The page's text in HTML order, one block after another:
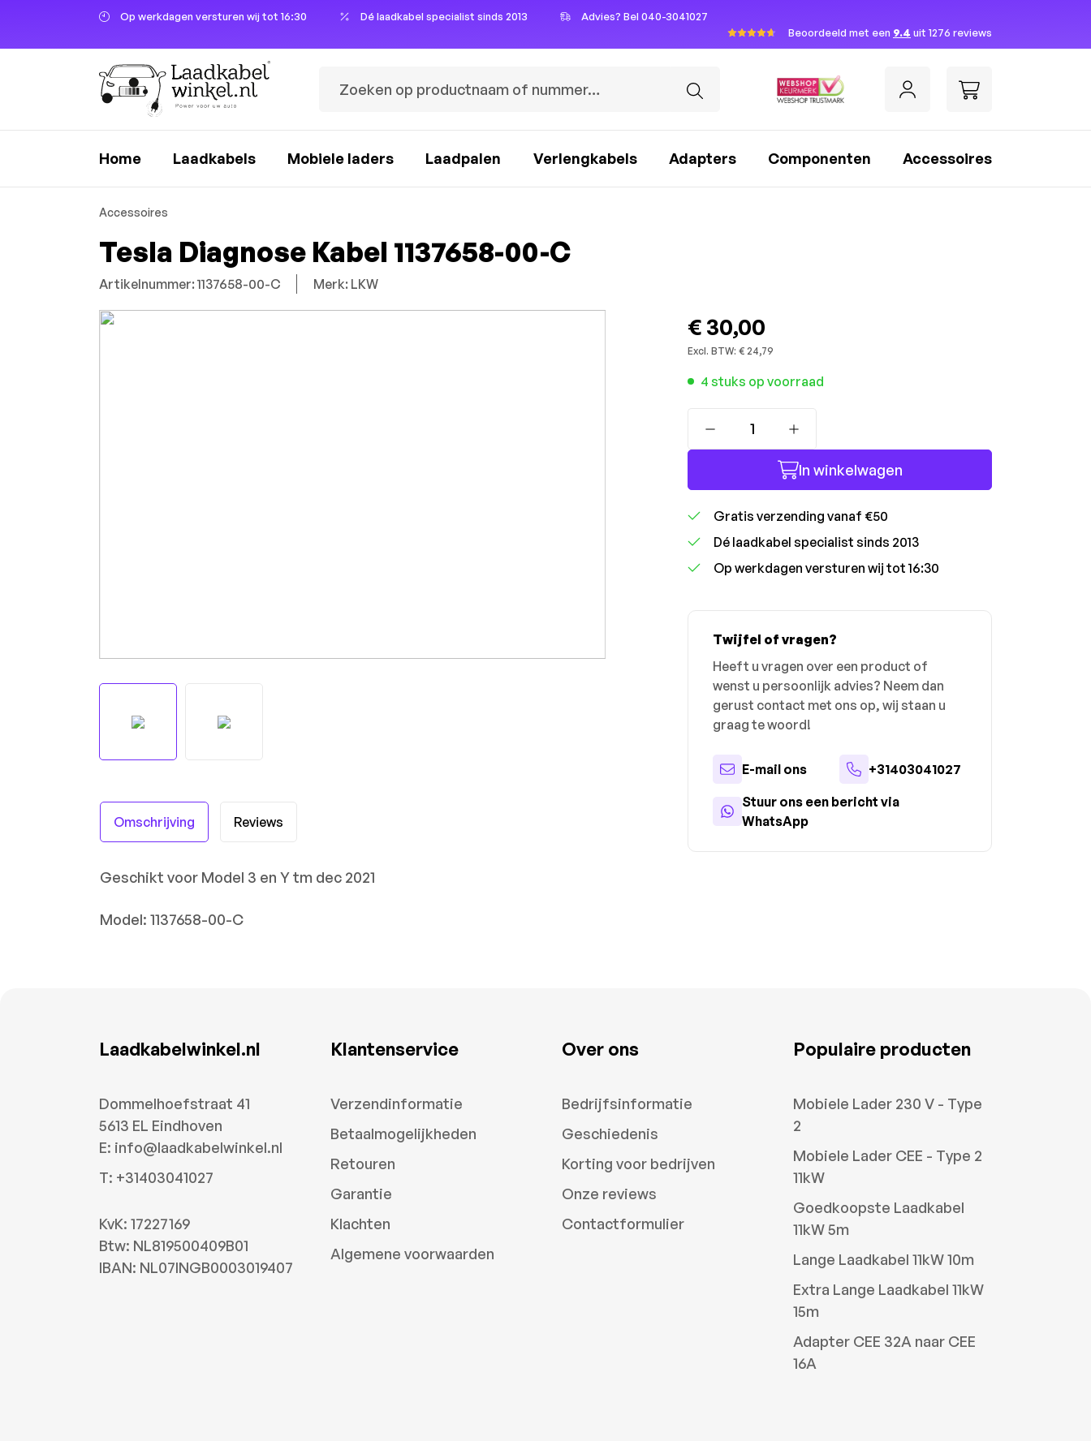
Op werkdagen versturen wij tot 16:30 Dé laadkabel specialist sinds 2013
Advies? Bel 040-3041027
Beoordeeld met een 9.4 uit 1276 reviews
Home Laadkabels Mobiele laders Laadpalen Verlengkabels Adapters Componenten Accessoires
Accessoires
Tesla Diagnose Kabel 1137658-00-C
Artikelnummer: 1137658-00-C Merk: LKW
Afbeeldingengalerij overslaan € 30,00
Excl. BTW: € 24,79
4 stuks op voorraad
In winkelwagen
Gratis verzending vanaf €50
Dé laadkabel specialist sinds 2013
Op werkdagen versturen wij tot 16:30
Twijfel of vragen?
Heeft u vragen over een product of
wenst u persoonlijk advies? Neem dan
gerust contact met ons op, wij staan u
graag te woord!
E-mail ons
+31403041027
Stuur ons een bericht via
WhatsApp
Omschrijving Reviews
Geschikt voor Model 3 en Y tm dec 2021
Model: 1137658-00-C
Laadkabelwinkel.nl
Dommelhoefstraat 41
5613 EL Eindhoven
E: info@laadkabelwinkel.nl
T: +31403041027
KvK: 17227169
Btw: NL819500409B01
IBAN: NL07INGB0003019407
Klantenservice
Verzendinformatie
Betaalmogelijkheden
Retouren
Garantie
Klachten
Algemene voorwaarden
Over ons
Bedrijfsinformatie
Geschiedenis
Korting voor bedrijven
Onze reviews
Contactformulier
Populaire producten
Mobiele Lader 230 V - Type
2
Mobiele Lader CEE - Type 2
11kW
Goedkoopste Laadkabel
11kW 5m
Lange Laadkabel 11kW 10m
Extra Lange Laadkabel 11kW
15m
Adapter CEE 32A naar CEE
16A